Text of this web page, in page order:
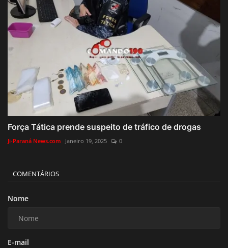
Força Tática prende suspeito de tráfico de drogas
Ji-Paraná News.com Janeiro 19, 2025 0
COMENTÁRIOS
Nome
E-mail